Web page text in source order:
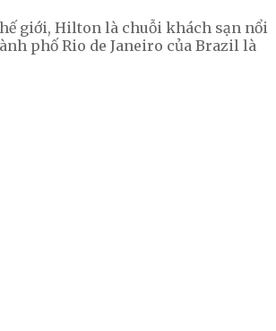
giới, Hilton là chuỗi khách sạn nổi
phố Rio de Janeiro của Brazil là